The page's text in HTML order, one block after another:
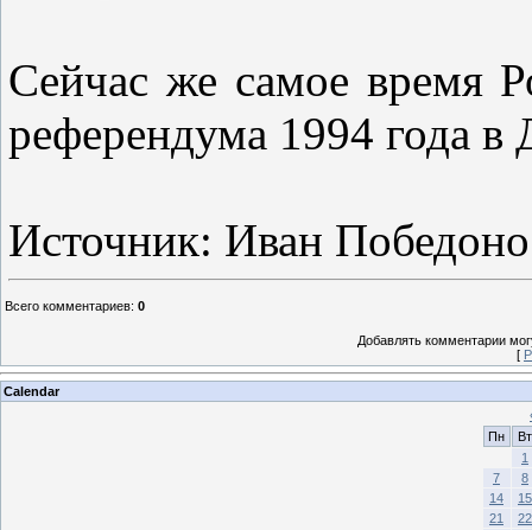
Сейчас же самое время
референдума 1994 года в
Источник: Иван
Всего комментариев: 0
Добавлять комментарии
[
Calendar
Пн
Вт
1
7
8
14
15
21
22